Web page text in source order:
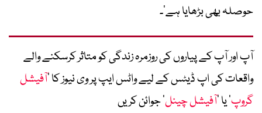
حوصلہ بھی بڑھایا ہے‘۔
آپ اور آپ کے پیاروں کی روزمرہ زندگی کو متاثر کرسکنے والے
واقعات کی اپ ڈیٹس کے لیے واٹس ایپ پر وی نیوز کا ’آفیشل
گروپ‘ یا ’آفیشل چینل‘ جوائن کریں